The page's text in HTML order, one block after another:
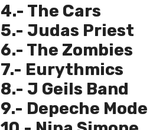
4.- The Cars
5.- Judas Priest
6.- The Zombies
7.- Eurythmics
8.- J Geils Band
9.- Depeche Mode